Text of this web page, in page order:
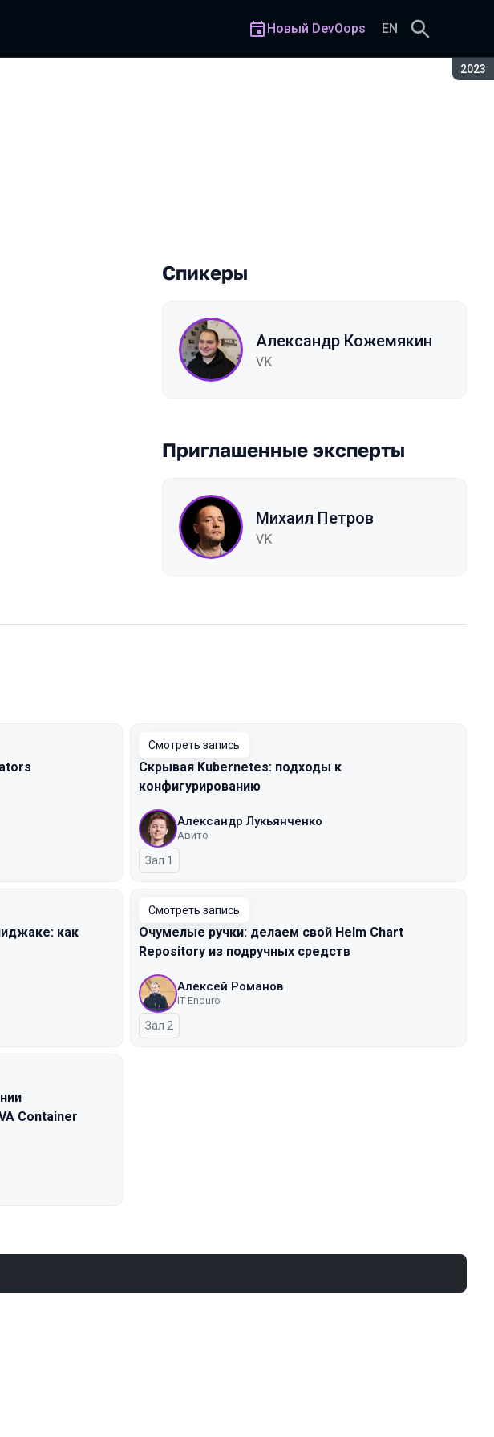
2023
Новый DevOops EN
сетевые политики
Спикеры
Александр Кожемякин
VK
Приглашенные эксперты
Михаил Петров
VK
Смотреть запись
Скрывая Kubernetes: подходы к
конфигурированию
Александр Лукьянченко
Авито
Зал 1
как
Смотреть запись
Очумелые ручки: делаем свой Helm Chart
Repository из подручных средств
Алексей Романов
IT Enduro
Зал 2
Container